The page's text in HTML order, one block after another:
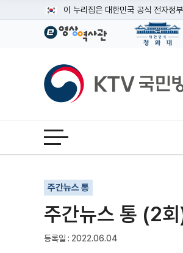
이 누리집은 대한민국 공식 전자정
공식 누리집 주소 확인하기
이밖에 or.kr 또는 .kr등 다른 도메인
운영중인 공식 누리집보기
KTV국민방송
전체메뉴 열기
주간뉴스 통
주간뉴스 통 (2
등록일 : 2022.06.04
기사인쇄
글자확대
글자축소